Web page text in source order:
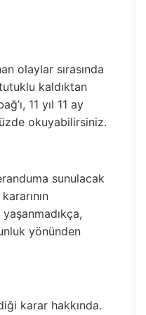
olaylar sırasında
kaldıktan
11 yıl 11 ay
okuyabilirsiniz.
sunulacak
yönünden
karar hakkında.